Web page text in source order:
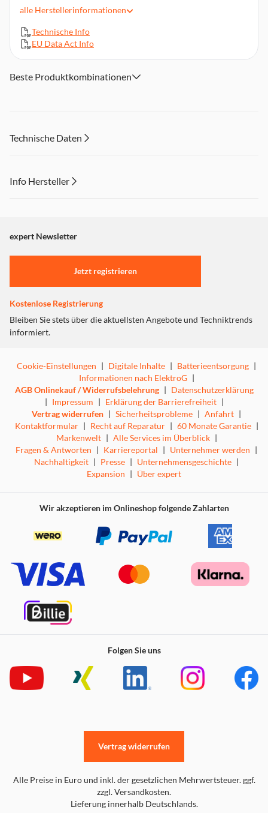
15 Meter Wasserfest
Wi-Fi® Connection
alle Herstellerinformationen
Technische Info
EU Data Act Info
Beste Produktkombinationen
Technische Daten
Info Hersteller
"Marketing".
Einstellungen anpassen
expert Newsletter
Jetzt registrieren
Kostenlose Registrierung
Bleiben Sie stets über die aktuellsten Angebote und Techniktrends
informiert.
Cookie-Einstellungen | Digitale Inhalte | Batterieentsorgung |
Informationen nach ElektroG |
AGB Onlinekauf / Widerrufsbelehrung | Datenschutzerklärung
| Impressum | Erklärung der Barrierefreiheit |
Vertrag widerrufen | Sicherheitsprobleme | Anfahrt |
Kontaktformular | Recht auf Reparatur | 60 Monate Garantie |
Markenwelt | Alle Services im Überblick |
Fragen & Antworten | Karriereportal | Unternehmer werden |
Nachhaltigkeit | Presse | Unternehmensgeschichte |
Expansion | Über expert
Wir akzeptieren im Onlineshop folgende Zahlarten
Folgen Sie uns
Alle Preise in Euro und inkl. der gesetzlichen Mehrwertsteuer. ggf.
zzgl. Versandkosten.
Lieferung innerhalb Deutschlands.
Vertrag widerrufen